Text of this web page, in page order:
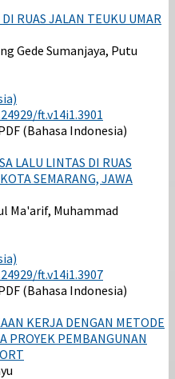
RUAS JALAN TEUKU UMAR
Gede Sumanjaya, Putu
ft.v14i1.3901
(Bahasa Indonesia)
LALU LINTAS DI RUAS
SEMARANG, JAWA
Ma'arif, Muhammad
ft.v14i1.3907
(Bahasa Indonesia)
KERJA DENGAN METODE
PROYEK PEMBANGUNAN